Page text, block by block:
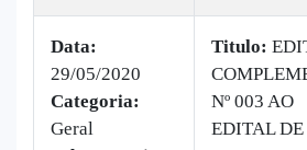
Data:
29/05/2020
Categoria:
Geral
Titulo:
Nº 003 AO
EDITAL DE